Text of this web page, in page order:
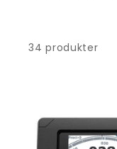
34 produkter